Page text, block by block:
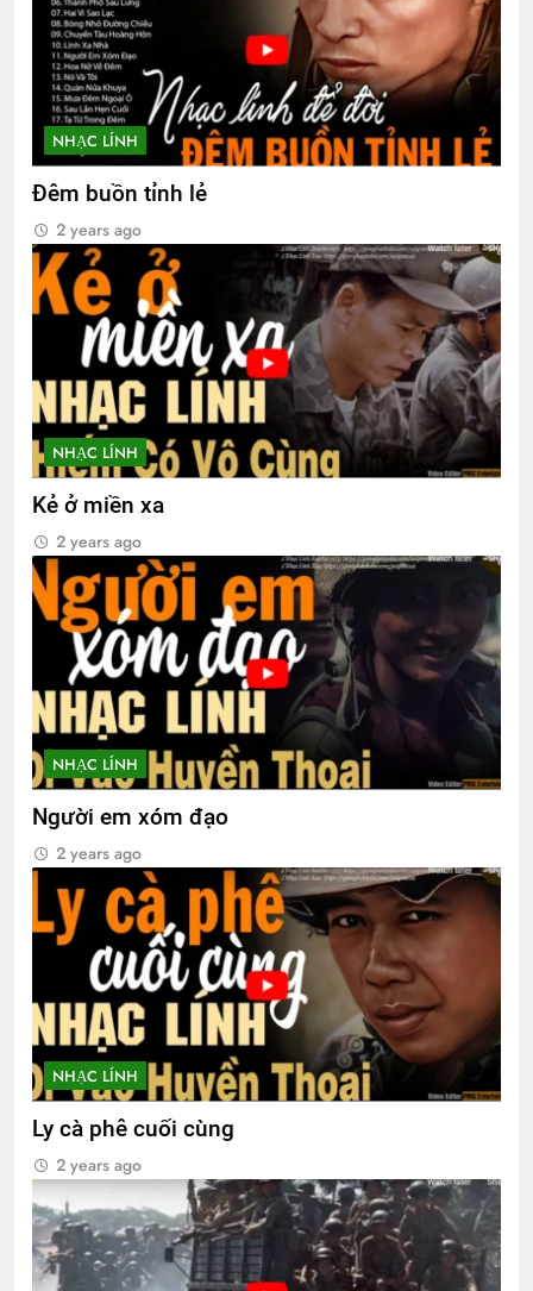
CSVSQ Nguyễn Hoài Cát K17
3 Years Ago
NHẠC LÍNH
Đêm buồn tỉnh lẻ
2 years ago
NHẠC LÍNH
Kẻ ở miền xa
2 years ago
NHẠC LÍNH
Người em xóm đạo
2 years ago
NHẠC LÍNH
Ly cà phê cuối cùng
2 years ago